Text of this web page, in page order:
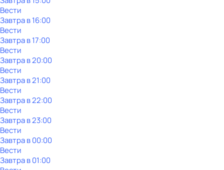
Вести
Завтра в 16:00
Вести
Завтра в 17:00
Вести
Завтра в 20:00
Вести
Завтра в 21:00
Вести
Завтра в 22:00
Вести
Завтра в 23:00
Вести
Завтра в 00:00
Вести
Завтра в 01:00